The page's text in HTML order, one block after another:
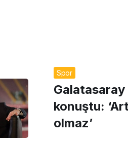
Spor
Galatasaray
konuştu:
olmaz’